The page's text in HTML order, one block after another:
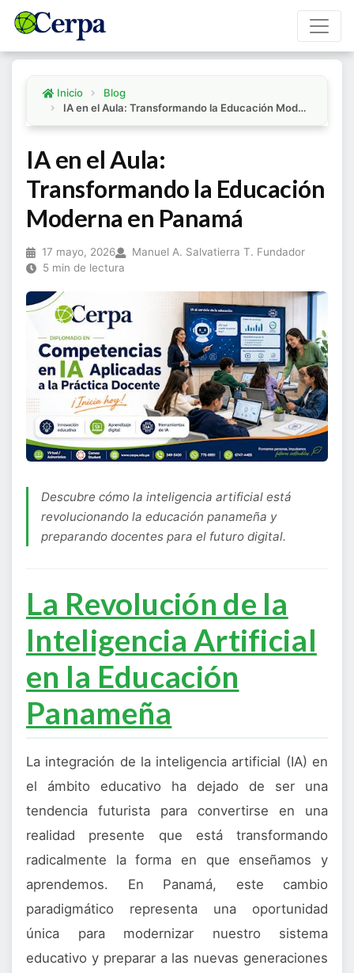
Inicio
Blog
IA en el Aula: Transformando la Educación Moderna en Panamá
IA en el Aula:
Transformando la Educación
Moderna en Panamá
17 mayo, 2026
Manuel A. Salvatierra T. Fundador
5 min de lectura
Descubre cómo la inteligencia artificial está
revolucionando la educación panameña y
preparando docentes para el futuro digital.
La Revolución de la
Inteligencia Artificial
en la Educación
Panameña
La integración de la inteligencia artificial (IA) en
el ámbito educativo ha dejado de ser una
tendencia futurista para convertirse en una
realidad presente que está transformando
radicalmente la forma en que enseñamos y
aprendemos. En Panamá, este cambio
paradigmático representa una oportunidad
única para modernizar nuestro sistema
educativo y preparar a las nuevas generaciones